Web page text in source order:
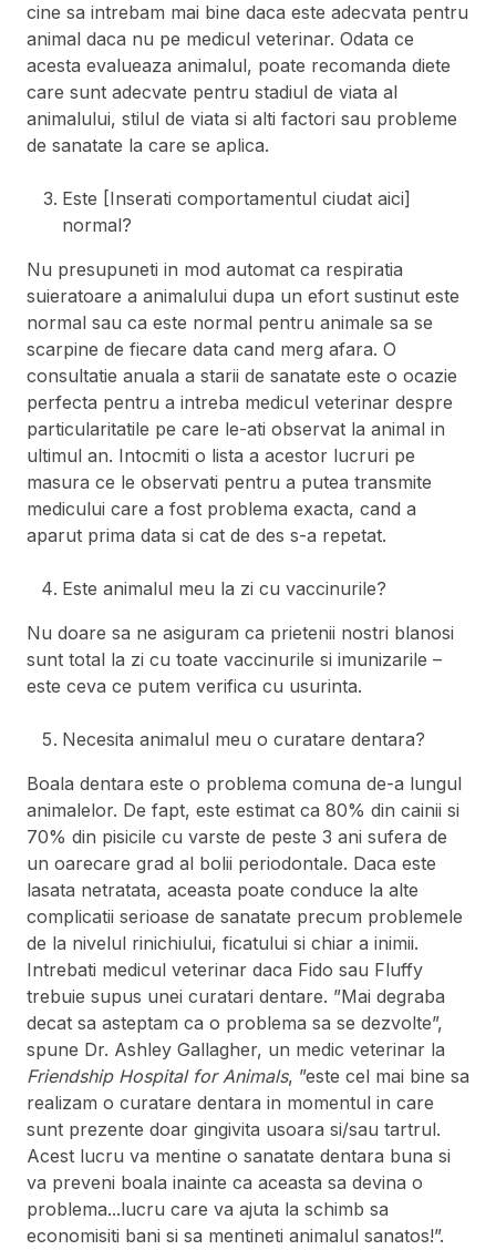
cine sa intrebam mai bine daca este adecvata pentru
animal daca nu pe medicul veterinar. Odata ce
acesta evalueaza animalul, poate recomanda diete
care sunt adecvate pentru stadiul de viata al
animalului, stilul de viata si alti factori sau probleme
de sanatate la care se aplica.
Este [Inserati comportamentul ciudat aici]
normal?
Nu presupuneti in mod automat ca respiratia
suieratoare a animalului dupa un efort sustinut este
normal sau ca este normal pentru animale sa se
scarpine de fiecare data cand merg afara. O
consultatie anuala a starii de sanatate este o ocazie
perfecta pentru a intreba medicul veterinar despre
particularitatile pe care le-ati observat la animal in
ultimul an. Intocmiti o lista a acestor lucruri pe
masura ce le observati pentru a putea transmite
medicului care a fost problema exacta, cand a
aparut prima data si cat de des s-a repetat.
Este animalul meu la zi cu vaccinurile?
Nu doare sa ne asiguram ca prietenii nostri blanosi
sunt total la zi cu toate vaccinurile si imunizarile –
este ceva ce putem verifica cu usurinta.
Necesita animalul meu o curatare dentara?
Boala dentara este o problema comuna de-a lungul
animalelor. De fapt, este estimat ca 80% din cainii si
70% din pisicile cu varste de peste 3 ani sufera de
un oarecare grad al bolii periodontale. Daca este
lasata netratata, aceasta poate conduce la alte
complicatii serioase de sanatate precum problemele
de la nivelul rinichiului, ficatului si chiar a inimii.
Intrebati medicul veterinar daca Fido sau Fluffy
trebuie supus unei curatari dentare. ”Mai degraba
decat sa asteptam ca o problema sa se dezvolte”,
spune Dr. Ashley Gallagher, un medic veterinar la
Friendship Hospital for Animals, ”este cel mai bine sa
realizam o curatare dentara in momentul in care
sunt prezente doar gingivita usoara si/sau tartrul.
Acest lucru va mentine o sanatate dentara buna si
va preveni boala inainte ca aceasta sa devina o
problema...lucru care va ajuta la schimb sa
economisiti bani si sa mentineti animalul sanatos!”.